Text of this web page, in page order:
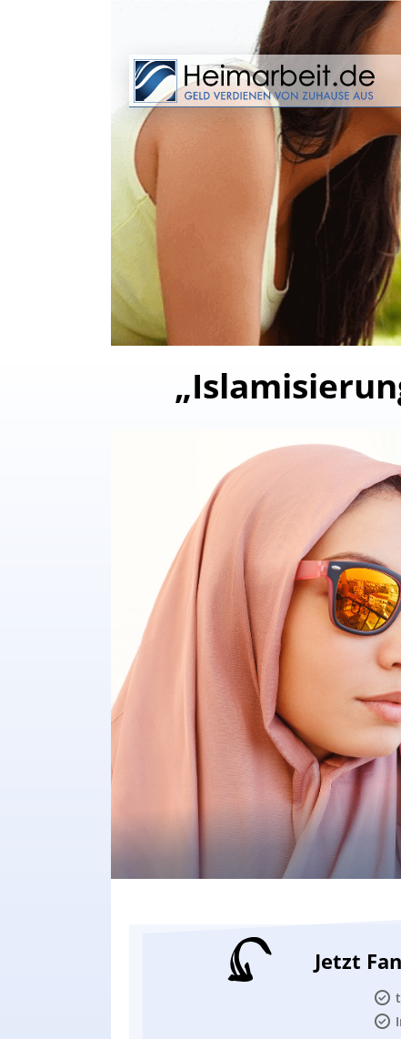
Jetzt